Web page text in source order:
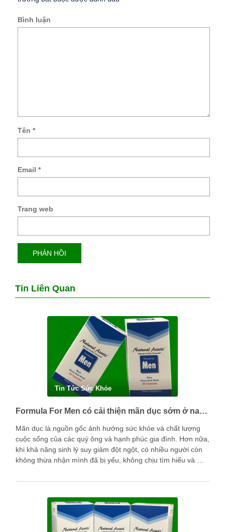
Bình luận
Tên *
Email *
Trang web
Tin Liên Quan
Tin Tức Sức Khỏe
Formula For Men có cải thiện mãn dục sớm ở nam giới được không?
Mãn dục là nguồn gốc ảnh hưởng sức khỏe và chất lượng
cuộc sống của các quý ông và hạnh phúc gia đình. Hơn nữa,
khi khả năng sinh lý suy giảm đột ngột, có nhiều người còn
không thừa nhận mình đã bị yếu, không chịu tìm hiểu và …